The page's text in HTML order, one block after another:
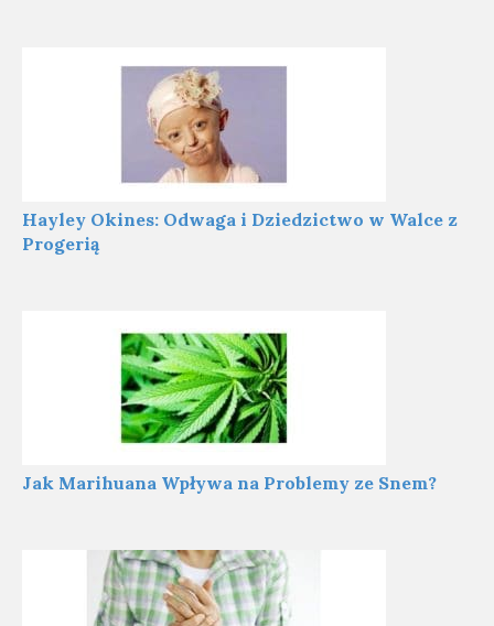
Hayley Okines: Odwaga i Dziedzictwo w Walce z
Progerią
Jak Marihuana Wpływa na Problemy ze Snem?